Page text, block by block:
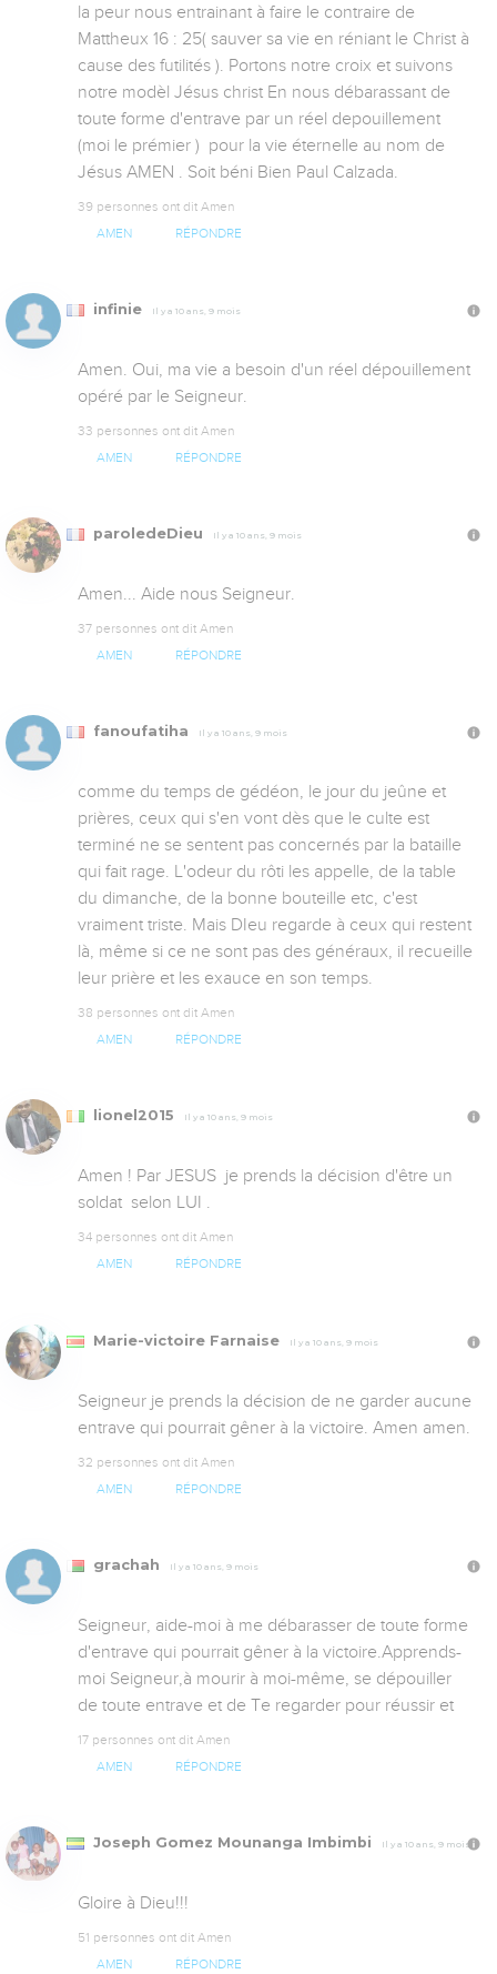
la peur nous entrainant à faire le contraire de
Mattheux 16 : 25( sauver sa vie en réniant le Christ à
cause des futilités ). Portons notre croix et suivons
notre modèl Jésus christ En nous débarassant de
toute forme d'entrave par un réel depouillement
(moi le prémier )  pour la vie éternelle au nom de
Jésus AMEN . Soit béni Bien Paul Calzada.
39 personnes ont dit Amen
AMEN RÉPONDRE
infinie Il y a 10 ans, 9 mois
Amen. Oui, ma vie a besoin d'un réel dépouillement
opéré par le Seigneur.
33 personnes ont dit Amen
AMEN RÉPONDRE
paroledeDieu Il y a 10 ans, 9 mois
Amen... Aide nous Seigneur.
37 personnes ont dit Amen
AMEN RÉPONDRE
fanoufatiha Il y a 10 ans, 9 mois
comme du temps de gédéon, le jour du jeûne et
prières, ceux qui s'en vont dès que le culte est
terminé ne se sentent pas concernés par la bataille
qui fait rage. L'odeur du rôti les appelle, de la table
du dimanche, de la bonne bouteille etc, c'est
vraiment triste. Mais DIeu regarde à ceux qui restent
là, même si ce ne sont pas des généraux, il recueille
leur prière et les exauce en son temps.
38 personnes ont dit Amen
AMEN RÉPONDRE
lionel2015 Il y a 10 ans, 9 mois
Amen ! Par JESUS  je prends la décision d'être un
soldat  selon LUI .
34 personnes ont dit Amen
AMEN RÉPONDRE
Marie-victoire Farnaise Il y a 10 ans, 9 mois
Seigneur je prends la décision de ne garder aucune
entrave qui pourrait gêner à la victoire. Amen amen.
32 personnes ont dit Amen
AMEN RÉPONDRE
grachah Il y a 10 ans, 9 mois
Seigneur, aide-moi à me débarasser de toute forme
d'entrave qui pourrait gêner à la victoire.Apprends-
moi Seigneur,à mourir à moi-même, se dépouiller
de toute entrave et de Te regarder pour réussir et
17 personnes ont dit Amen
AMEN RÉPONDRE
Joseph Gomez Mounanga Imbimbi Il y a 10 ans, 9 mois
Gloire à Dieu!!!
51 personnes ont dit Amen
AMEN RÉPONDRE